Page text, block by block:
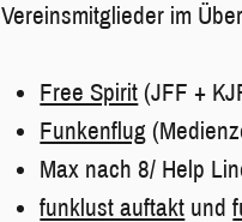
Vereinsmitglieder im
Free Spirit (JFF +
Funkenflug
Max nach 8/ Help
funklust auftakt und